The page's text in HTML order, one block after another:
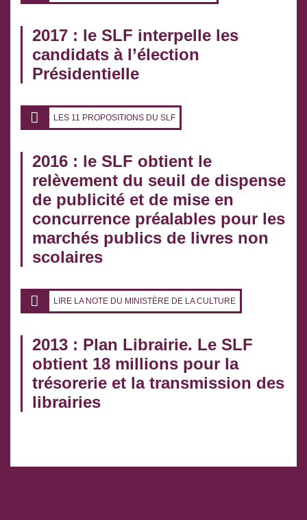
2017 : le SLF interpelle les
candidats à l’élection
Présidentielle
LES 11 PROPOSITIONS DU SLF
2016 : le SLF obtient le
relèvement du seuil de dispense
de publicité et de mise en
concurrence préalables pour les
marchés publics de livres non
scolaires
LIRE LA NOTE DU MINISTÈRE DE LA CULTURE
2013 : Plan Librairie. Le SLF
obtient 18 millions pour la
trésorerie et la transmission des
librairies